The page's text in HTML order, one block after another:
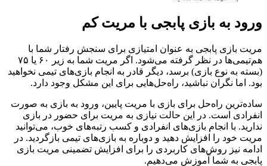
ورود به بازی پابجی با مریت کم
مریت بازی پابجی به عنوان امتیازی برای سنجش رفتار شما با
هم‌تیمی‌ها در نظر گرفته می‌شود. اگر مریت شما به زیر ۶۰ یا ۷۵
(بسته به نوع بازی) برسد، دیگر قادر به انجام بازی‌های تیمی نخواهید
بود. اما نگران نباشید، راه‌حل‌هایی برای این مشکل وجود دارد.
ساده‌ترین راه‌حل برای بازی با مریت پایین، ورود به بازی به صورت
انفرادی است. در این حالت نیازی به مریت برای حضور در بازی
ندارید. با انجام بازی‌های انفرادی و کسب رتبه‌های خوب، می‌توانید
مریت خود را افزایش دهید و دوباره به بازی‌های تیمی بازگردید. در
ادامه نیز روش‌های کاربردی را برای افزایش تضمینی مریت بازی
پابجی به شما آموزش می‌دهیم.